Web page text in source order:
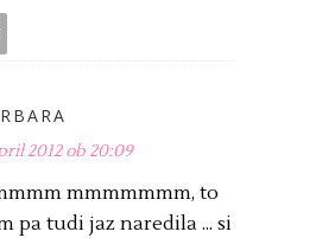
2012 ob 20:09
mmmmmmm, to
pa tudi jaz naredila ... si